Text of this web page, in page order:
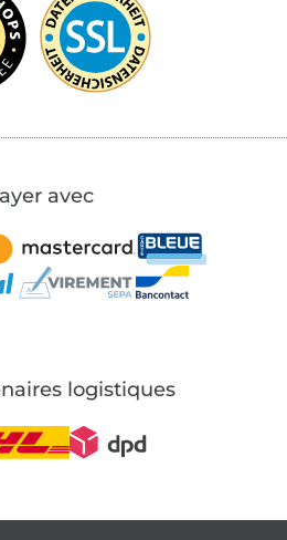
avec
logistiques